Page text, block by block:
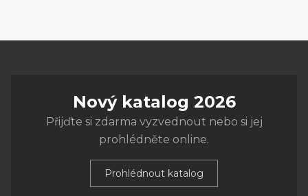
Nový katalog 2026
Přijďte si zdarma vyzvednout nebo si jej
prohlédněte online.
Prohlédnout katalog